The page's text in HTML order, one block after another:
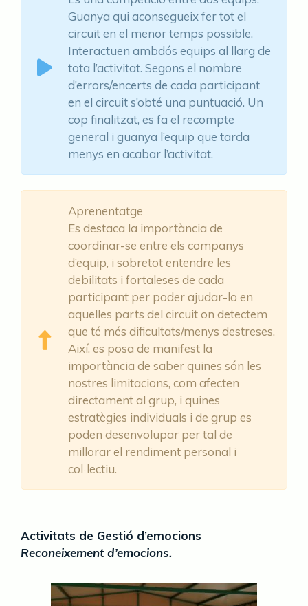
Guanya qui aconsegueix fer tot el
circuit en el menor temps possible.
Interactuen ambdós equips al llarg de
tota l’activitat. Segons el nombre
d’errors/encerts de cada participant
en el circuit s’obté una puntuació. Un
cop finalitzat, es fa el recompte
general i guanya l’equip que tarda
menys en acabar l’activitat.
Aprenentatge
Es destaca la importància de
coordinar-se entre els companys
d’equip, i sobretot entendre les
debilitats i fortaleses de cada
participant per poder ajudar-lo en
aquelles parts del circuit on detectem
que té més dificultats/menys destreses.
Així, es posa de manifest la
importància de saber quines són les
nostres limitacions, com afecten
directament al grup, i quines
estratègies individuals i de grup es
poden desenvolupar per tal de
millorar el rendiment personal i
col·lectiu.
Activitats de Gestió d’emocions
Reconeixement d’emocions.